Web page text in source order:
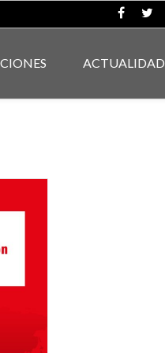
ACTUALIDAD